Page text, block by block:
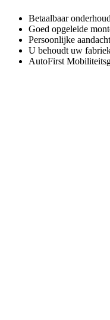
Betaalbaar
Goed opgeleide
Persoonlijke
U behoudt uw
AutoFirst